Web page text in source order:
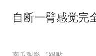
自断一臂感觉完